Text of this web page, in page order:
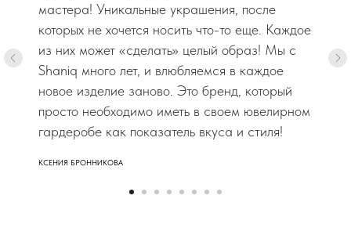
мастера! Уникальные украшения, после
которых не хочется носить что-то еще. Каждое
из них может «сделать» целый образ! Мы с
Shaniq много лет, и влюбляемся в каждое
новое изделие заново. Это бренд, который
просто необходимо иметь в своем ювелирном
гардеробе как показатель вкуса и стиля!
КСЕНИЯ БРОННИКОВА